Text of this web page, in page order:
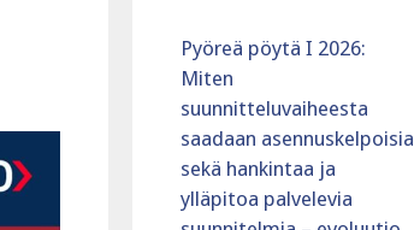
Pyöreä pöytä I 2026:
Miten
suunnitteluvaiheesta
saadaan asennuskelpoisia
sekä hankintaa ja
ylläpitoa palvelevia